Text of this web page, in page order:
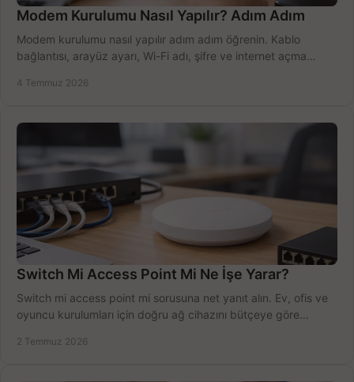
Modem Kurulumu Nasıl Yapılır? Adım Adım
Modem kurulumu nasıl yapılır adım adım öğrenin. Kablo
bağlantısı, arayüz ayarı, Wi-Fi adı, şifre ve internet açma
4 Temmuz 2026
Switch Mi Access Point Mi Ne İşe Yarar?
Switch mi access point mi sorusuna net yanıt alın. Ev, ofis ve
oyuncu kurulumları için doğru ağ cihazını bütçeye göre
2 Temmuz 2026